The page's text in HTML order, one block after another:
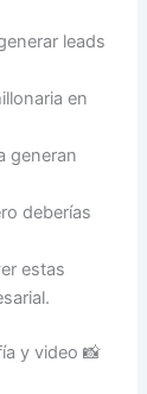
leads
en
generan
deberías
estas
y video 📸